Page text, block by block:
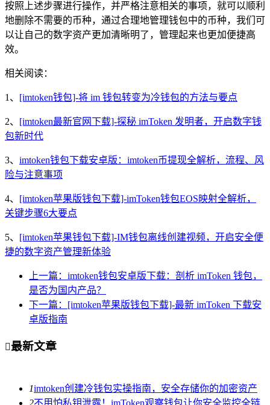
按照上述步骤进行操作，并严格注意相关的事项，就可以顺利
地删除不需要的币种，通过合理地管理钱包中的币种，我们可
以让自己的数字资产更加清晰明了，管理起来也更加便捷高
效。
相关阅读：
1、 [imtoken钱包]-将 im 钱包转变为冷钱包的方法与要点
2、 [imtoken最新官网下载]-探秘 imToken 发明者，开启数字钱
包新时代
3、 imtoken钱包下载安卓版：imtoken币提现全解析，流程、风
险与注意事项
4、 [imtoken苹果版钱包下载]-imToken钱包EOS映射全解析，
关键步骤6大要点
5、 [imtoken苹果钱包下载]-IM钱包离线创建视频，开启安全便
捷的数字资产管理新体验
上一篇：imtoken钱包安卓版下载：剖析 imToken 钱包，
是否为国内产品？
下一篇：[imtoken苹果版钱包下载]-最新 imToken 下载安
卓版指南
最新文章
1imtoken创建冷钱包实操指南，安全存储你的加密资产
2不用怕私钥泄露！imToken观察钱包让你安全监控全链